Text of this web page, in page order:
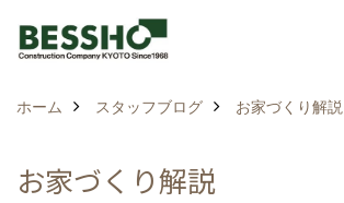
ホーム スタッフブログ お家づくり解説
お家づくり解説